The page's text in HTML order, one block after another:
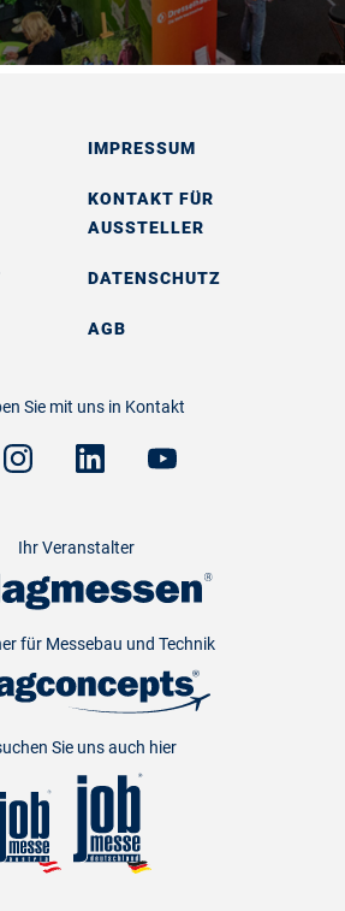
IMPRESSUM
KONTAKT FÜR
AUSSTELLER
DATENSCHUTZ
AGB
Sie mit uns in Kontakt
Ihr Veranstalter
für Messebau und Technik
Sie uns auch hier